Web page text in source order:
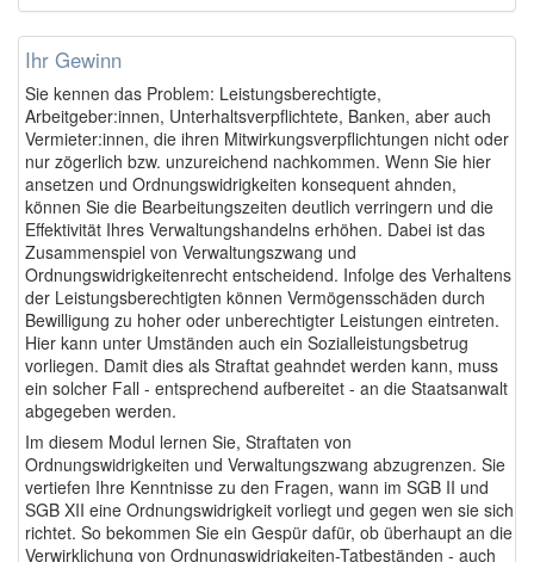
Ihr Gewinn
Sie kennen das Problem: Leistungsberechtigte,
Arbeitgeber:innen, Unterhaltsverpflichtete, Banken, aber auch
Vermieter:innen, die ihren Mitwirkungsverpflichtungen nicht oder
nur zögerlich bzw. unzureichend nachkommen. Wenn Sie hier
ansetzen und Ordnungswidrigkeiten konsequent ahnden,
können Sie die Bearbeitungszeiten deutlich verringern und die
Effektivität Ihres Verwaltungshandelns erhöhen. Dabei ist das
Zusammenspiel von Verwaltungszwang und
Ordnungswidrigkeitenrecht entscheidend. Infolge des Verhaltens
der Leistungsberechtigten können Vermögensschäden durch
Bewilligung zu hoher oder unberechtigter Leistungen eintreten.
Hier kann unter Umständen auch ein Sozialleistungsbetrug
vorliegen. Damit dies als Straftat geahndet werden kann, muss
ein solcher Fall - entsprechend aufbereitet - an die Staatsanwalt
abgegeben werden.
Im diesem Modul lernen Sie, Straftaten von
Ordnungswidrigkeiten und Verwaltungszwang abzugrenzen. Sie
vertiefen Ihre Kenntnisse zu den Fragen, wann im SGB II und
SGB XII eine Ordnungswidrigkeit vorliegt und gegen wen sie sich
richtet. So bekommen Sie ein Gespür dafür, ob überhaupt an die
Verwirklichung von Ordnungswidrigkeiten-Tatbeständen - auch